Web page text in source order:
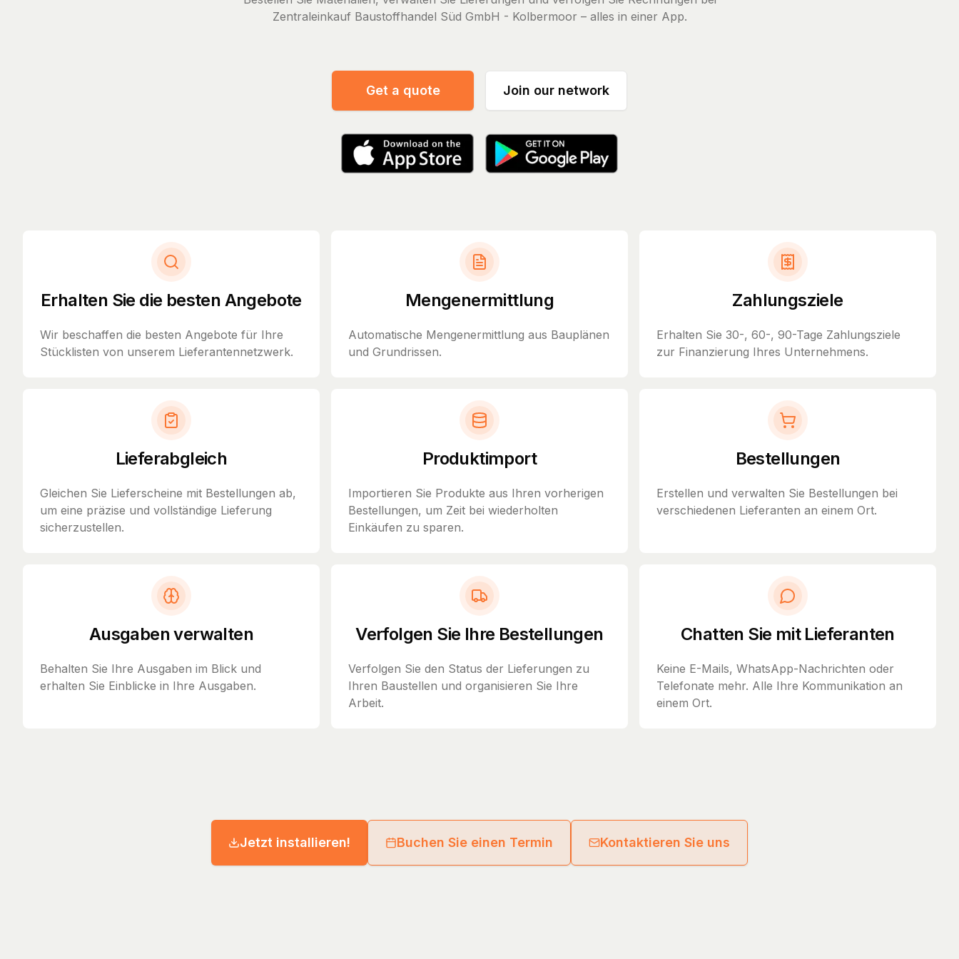
Zentraleinkauf Baustoffhandel Süd GmbH - Kolbermoor – alles in einer App.
Get a quote Join our network
Erhalten Sie die besten Angebote
Wir beschaffen die besten Angebote für Ihre
Stücklisten von unserem Lieferantennetzwerk.
Mengenermittlung
Automatische Mengenermittlung aus Bauplänen
und Grundrissen.
Zahlungsziele
Erhalten Sie 30-, 60-, 90-Tage Zahlungsziele
zur Finanzierung Ihres Unternehmens.
Lieferabgleich
Gleichen Sie Lieferscheine mit Bestellungen ab,
um eine präzise und vollständige Lieferung
sicherzustellen.
Produktimport
Importieren Sie Produkte aus Ihren vorherigen
Bestellungen, um Zeit bei wiederholten
Einkäufen zu sparen.
Bestellungen
Erstellen und verwalten Sie Bestellungen bei
verschiedenen Lieferanten an einem Ort.
Ausgaben verwalten
Behalten Sie Ihre Ausgaben im Blick und
erhalten Sie Einblicke in Ihre Ausgaben.
Verfolgen Sie Ihre Bestellungen
Verfolgen Sie den Status der Lieferungen zu
Ihren Baustellen und organisieren Sie Ihre
Arbeit.
Chatten Sie mit Lieferanten
Keine E-Mails, WhatsApp-Nachrichten oder
Telefonate mehr. Alle Ihre Kommunikation an
einem Ort.
Jetzt installieren! Buchen Sie einen Termin Kontaktieren Sie uns